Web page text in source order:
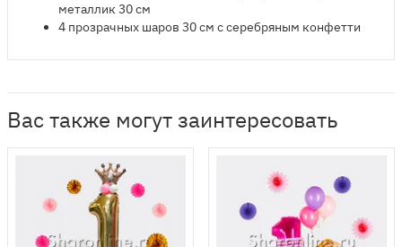
металлик 30 см
4 прозрачных шаров 30 см с серебряным конфетти
Вас также могут заинтересовать